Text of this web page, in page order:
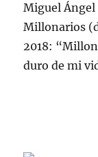
Miguel Ángel
Millonarios
2018:
duro de mi